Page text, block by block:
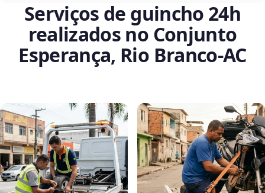
Serviços de guincho 24h
realizados no Conjunto
Esperança, Rio Branco‑AC